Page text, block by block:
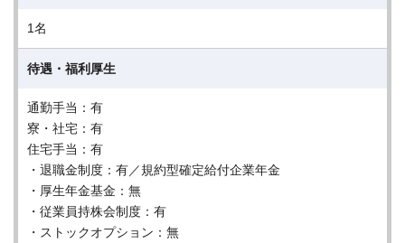
1名
待遇・福利厚生
通勤手当：有
寮・社宅：有
住宅手当：有
・退職金制度：有／規約型確定給付企業年金
・厚生年金基金：無
・従業員持株会制度：有
・ストックオプション：無